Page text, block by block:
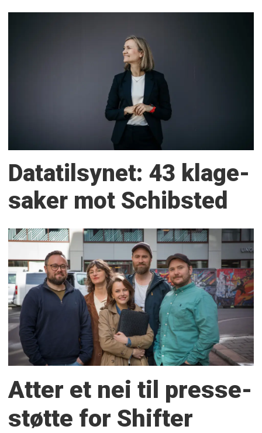
Datatilsynet: 43 klage­
saker mot Schibsted
Atter et nei til presse­
støtte for Shifter